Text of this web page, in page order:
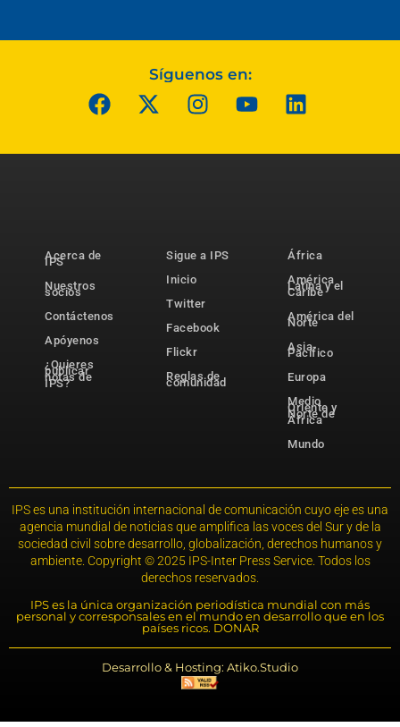
Síguenos en:
Acerca de
IPS
Nuestros
socios
Contáctenos
Apóyenos
¿Quieres
publicar
notas de
IPS?
Sigue a IPS
Inicio
Twitter
Facebook
Flickr
Reglas de
comunidad
África
América
Latina y el
Caribe
América del
Norte
Asia-
Pacífico
Europa
Medio
Oriente y
Norte de
África
Mundo
IPS es una institución internacional de comunicación cuyo eje es una
agencia mundial de noticias que amplifica las voces del Sur y de la
sociedad civil sobre desarrollo, globalización, derechos humanos y
ambiente. Copyright © 2025 IPS-Inter Press Service. Todos los
derechos reservados.
IPS es la única organización periodística mundial con más
personal y corresponsales en el mundo en desarrollo que en los
países ricos. DONAR
Desarrollo & Hosting: Atiko.Studio